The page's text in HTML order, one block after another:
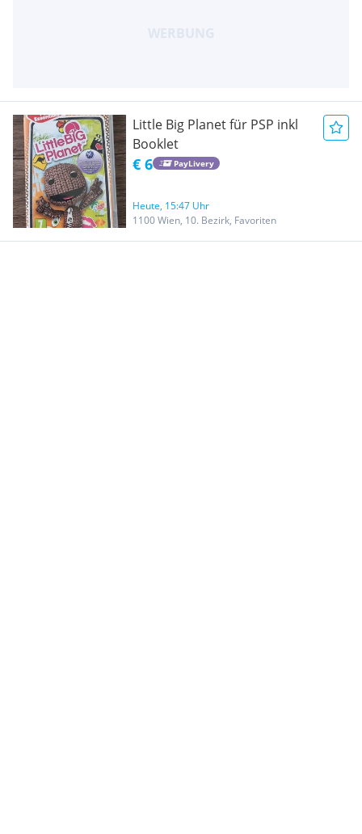
Little Big Planet für PSP inkl
Booklet
€ 6 PayLivery
Heute, 15:47 Uhr
1100 Wien, 10. Bezirk, Favoriten